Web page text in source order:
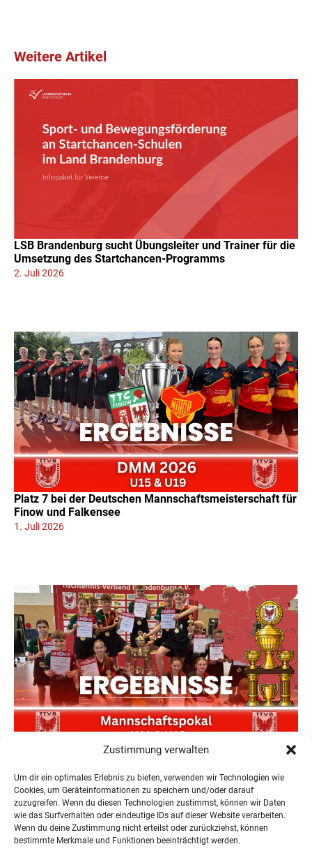
Zustimmung verwalten
Um dir ein optimales Erlebnis zu bieten, verwenden wir Technologien wie
Cookies, um Geräteinformationen zu speichern und/oder darauf
zuzugreifen. Wenn du diesen Technologien zustimmst, können wir Daten
wie das Surfverhalten oder eindeutige IDs auf dieser Website verarbeiten.
Wenn du deine Zustimmung nicht erteilst oder zurückziehst, können
bestimmte Merkmale und Funktionen beeinträchtigt werden.
Weitere Artikel
LSB Brandenburg sucht Übungsleiter und Trainer für die
Umsetzung des Startchancen-Programms
2. Juli 2026
Platz 7 bei der Deutschen Mannschaftsmeisterschaft für
Finow und Falkensee
1. Juli 2026
Neuer Teilnehmerrekord und Finower Dominanz beim
22. Juni 2026
« Ältere Einträge